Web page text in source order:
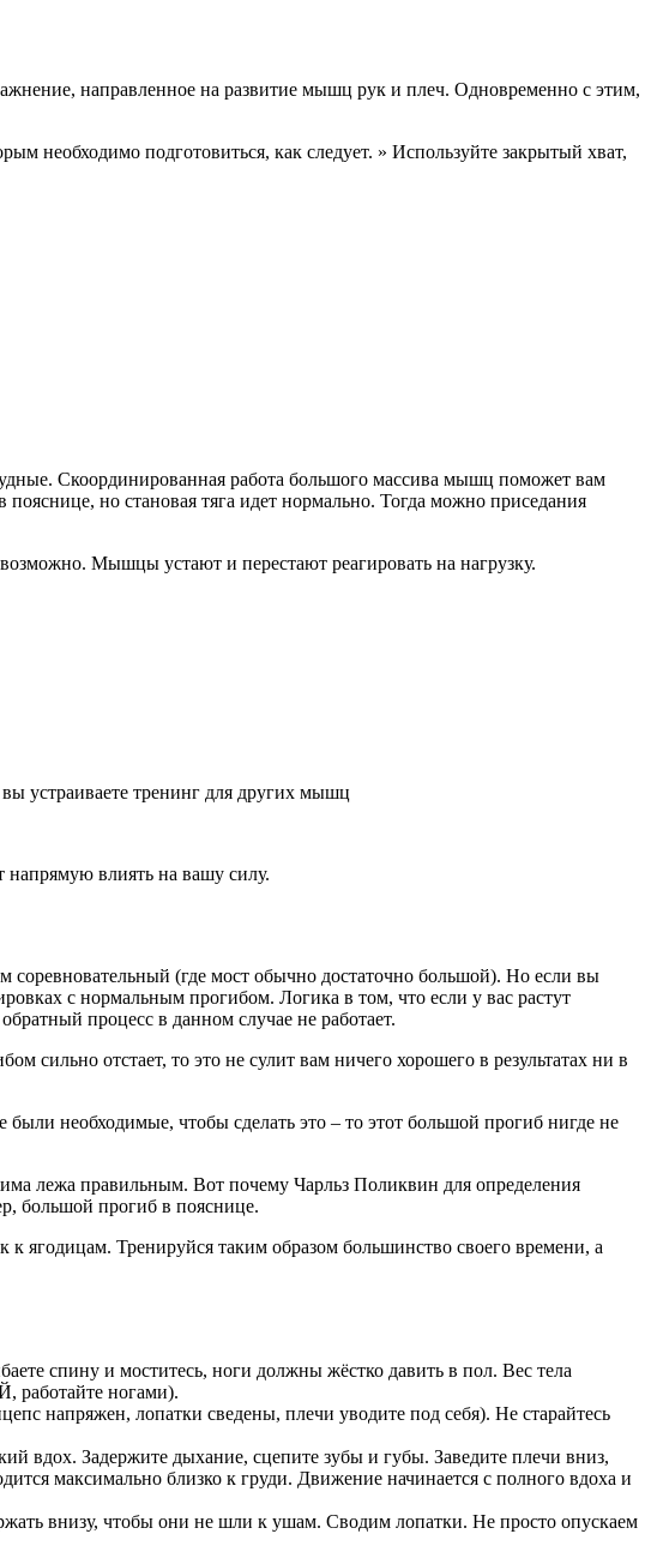
направленное на развитие мышц рук и плеч. Одновременно с этим,
необходимо подготовиться, как следует. » Используйте закрытый хват,
Скоординированная работа большого массива мышц поможет вам
но становая тяга идет нормально. Тогда можно приседания
Мышцы устают и перестают реагировать на нагрузку.
устраиваете тренинг для других мышц
напрямую влиять на вашу силу.
(где мост обычно достаточно большой). Но если вы
с нормальным прогибом. Логика в том, что если у вас растут
процесс в данном случае не работает.
отстает, то это не сулит вам ничего хорошего в результатах ни в
необходимые, чтобы сделать это – то этот большой прогиб нигде не
лежа правильным. Вот почему Чарльз Поликвин для определения
большой прогиб в пояснице.
ягодицам. Тренируйся таким образом большинство своего времени, а
спину и моститесь, ноги должны жёстко давить в пол. Вес тела
работайте ногами).
напряжен, лопатки сведены, плечи уводите под себя). Не старайтесь
вдох. Задержите дыхание, сцепите зубы и губы. Заведите плечи вниз,
максимально близко к груди. Движение начинается с полного вдоха и
внизу, чтобы они не шли к ушам. Сводим лопатки. Не просто опускаем